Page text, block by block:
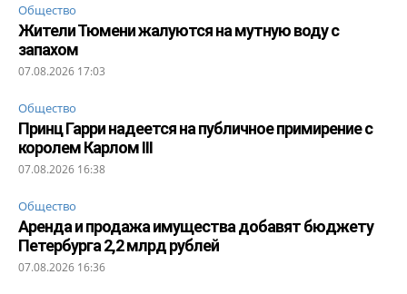
Общество
Жители Тюмени жалуются на мутную воду с
запахом
07.08.2026 17:03
Общество
Принц Гарри надеется на публичное примирение с
королем Карлом III
07.08.2026 16:38
Общество
Аренда и продажа имущества добавят бюджету
Петербурга 2,2 млрд рублей
07.08.2026 16:36